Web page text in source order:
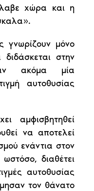
χώρα και η
γνωρίζουν μόνο
στην
ακόμα μία
αυτοθυσίας
αμφισβητηθεί
να αποτελεί
ενάντια στον
διαθέτει
αυτοθυσίας
τον θάνατο